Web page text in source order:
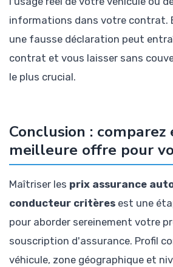
informations dans votre contrat.
une fausse déclaration peut
contrat et vous laisser sans
le plus crucial.
Conclusion :
meilleure offre pour
Maîtriser les prix assurance
conducteur critères est une
pour aborder sereinement votre
souscription d'assurance. Profil
véhicule, zone géographique et